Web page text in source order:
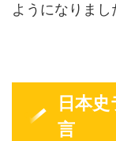
ようになりまし
日本
言